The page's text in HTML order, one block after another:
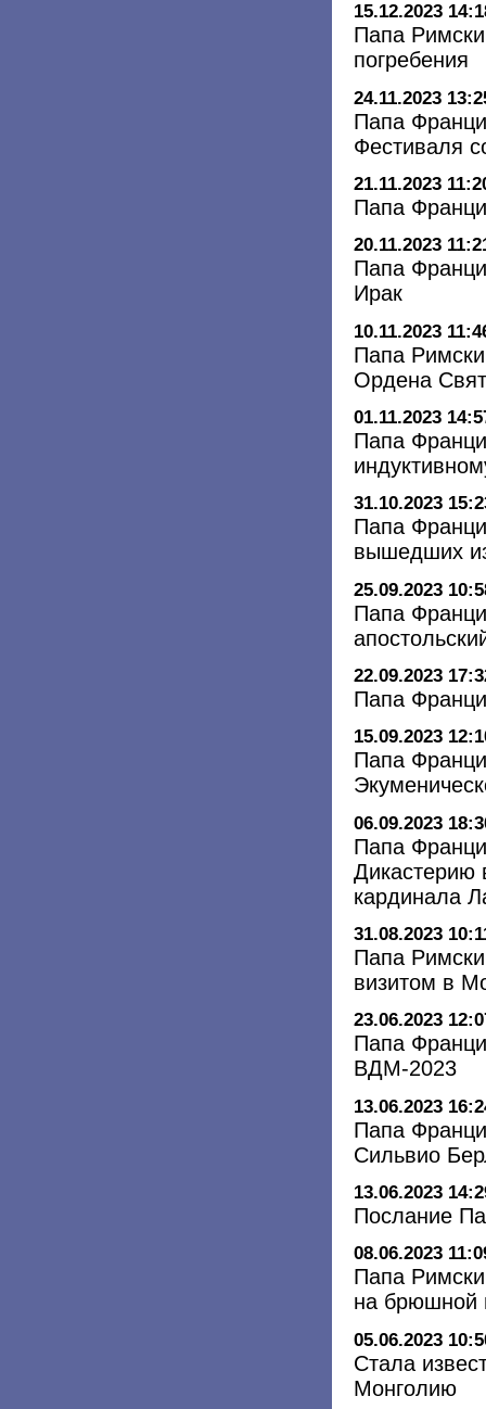
15.12.2023
Папа
погребения
24.11.2023
Папа
Фестиваля
21.11.2023
Папа
20.11.2023
Папа
Ирак
10.11.2023
Папа
Ордена
01.11.2023
Папа
31.10.2023
Папа
вышедших
25.09.2023
Папа
22.09.2023
Папа
15.09.2023
Папа
06.09.2023
Папа
Дикастерию
кардинала
31.08.2023
Папа
визитом в
23.06.2023
Папа
ВДМ-2023
13.06.2023
Папа
Сильвио
13.06.2023
Послание
08.06.2023
Папа
на брюшной
05.06.2023
Стала
Монголию